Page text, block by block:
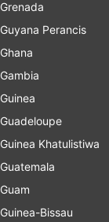
Grenada
Guyana Perancis
Ghana
Gambia
Guinea
Guadeloupe
Guinea Khatulistiwa
Guatemala
Guam
Guinea-Bissau